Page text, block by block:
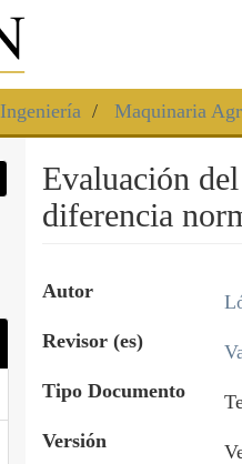
Ingeniería Maquinaria
Evaluación
diferencia
Autor
Revisor (es)
Tipo Documento
Versión